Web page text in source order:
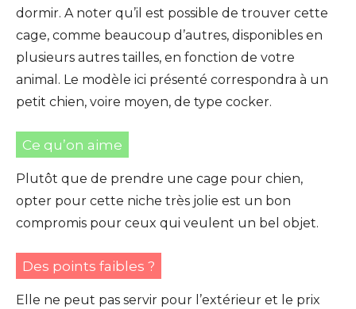
dormir. A noter qu’il est possible de trouver cette
cage, comme beaucoup d’autres, disponibles en
plusieurs autres tailles, en fonction de votre
animal. Le modèle ici présenté correspondra à un
petit chien, voire moyen, de type cocker.
Ce qu’on aime
Plutôt que de prendre une cage pour chien,
opter pour cette niche très jolie est un bon
compromis pour ceux qui veulent un bel objet.
Des points faibles ?
Elle ne peut pas servir pour l’extérieur et le prix